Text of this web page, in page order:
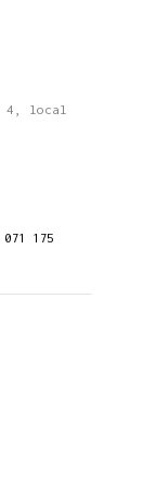
4, local
175